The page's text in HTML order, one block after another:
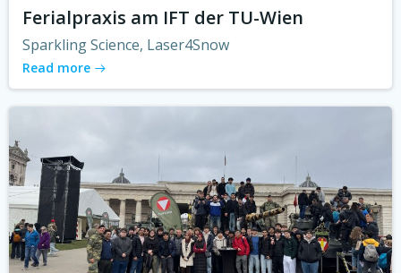
Ferialpraxis am IFT der TU-Wien
Sparkling Science, Laser4Snow
Read more